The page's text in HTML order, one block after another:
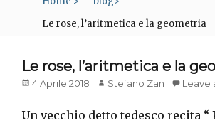
Le rose, l’aritmetica e la geometria
Le rose, l’aritmetica e la
Posted
4 Aprile 2018 Author
Stefano Zan Leave
Un vecchio detto tedesco recita “